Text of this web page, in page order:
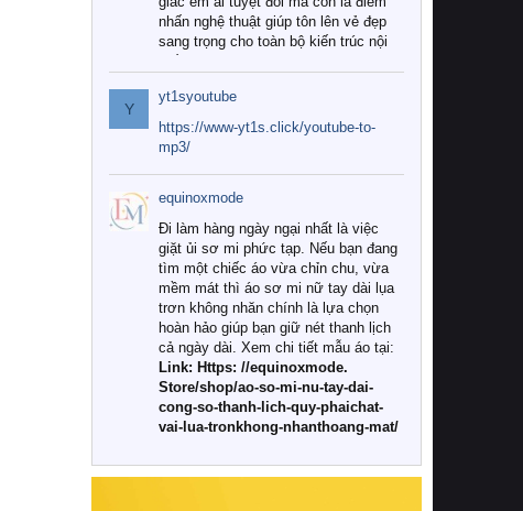
nhấn nghệ thuật giúp tôn lên vẻ đẹp
sang trọng cho toàn bộ kiến trúc nội
Tuy nhiên, giữa thị trường đa dạng
với vô vàn thương hiệu và mẫu mã
như hiện nay, làm thế nào để chọn
được những bộ chăn ga gối đệm cao
cấp thực sự chất lượng, phù hợp với
khí hậu và nhu cầu sử dụng của gia
đình? Hãy cùng chúng tôi đi tìm lời
giải đáp chi tiết qua bài viết dưới đây.
1. Tại sao các gia đình hiện đại lại ưa
chuộng chăn ga gối đệm cao cấp?
Khác với các dòng sản phẩm thông
thường, những bộ chăn ga gối đệm
cao cấp trải qua quy trình sản xuất
nghiêm ngặt từ khâu chọn lọc nguyên
liệu tự nhiên đến công nghệ dệt
nhuộm hiện đại không chứa hóa chất
này, bạn sẽ cảm nhận rõ rệt sự khác
Y
yt1syoutube
https://www-yt1s.click/youtube-to-
mp3/
equinoxmode
Đi làm hàng ngày ngại nhất là việc
giặt ủi sơ mi phức tạp. Nếu bạn đang
tìm một chiếc áo vừa chỉn chu, vừa
mềm mát thì áo sơ mi nữ tay dài lụa
trơn không nhăn chính là lựa chọn
hoàn hảo giúp bạn giữ nét thanh lịch
cả ngày dài. Xem chi tiết mẫu áo tại:
Link: Https: //equinoxmode.
Store/shop/ao-so-mi-nu-tay-dai-
cong-so-thanh-lich-quy-phaichat-
vai-lua-tronkhong-nhanthoang-mat/